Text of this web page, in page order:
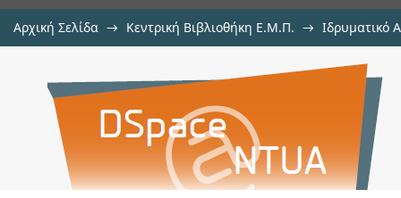
Αρχική Σελίδα → Κεντρική Βιβλιοθήκη Ε.Μ.Π. → Ιδρυματικό
Soil-dependent topographic
earthquake